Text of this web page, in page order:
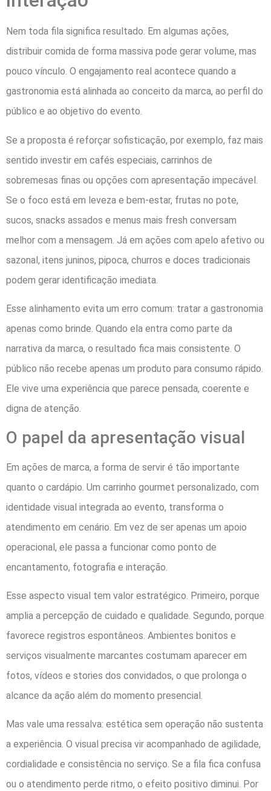
Nem toda fila significa resultado. Em algumas ações,
distribuir comida de forma massiva pode gerar volume, mas
pouco vínculo. O engajamento real acontece quando a
gastronomia está alinhada ao conceito da marca, ao perfil do
público e ao objetivo do evento.
Se a proposta é reforçar sofisticação, por exemplo, faz mais
sentido investir em cafés especiais, carrinhos de
sobremesas finas ou opções com apresentação impecável.
Se o foco está em leveza e bem-estar, frutas no pote,
sucos, snacks assados e menus mais fresh conversam
melhor com a mensagem. Já em ações com apelo afetivo ou
sazonal, itens juninos, pipoca, churros e doces tradicionais
podem gerar identificação imediata.
Esse alinhamento evita um erro comum: tratar a gastronomia
apenas como brinde. Quando ela entra como parte da
narrativa da marca, o resultado fica mais consistente. O
público não recebe apenas um produto para consumo rápido.
Ele vive uma experiência que parece pensada, coerente e
digna de atenção.
O papel da apresentação visual
Em ações de marca, a forma de servir é tão importante
quanto o cardápio. Um carrinho gourmet personalizado, com
identidade visual integrada ao evento, transforma o
atendimento em cenário. Em vez de ser apenas um apoio
operacional, ele passa a funcionar como ponto de
encantamento, fotografia e interação.
Esse aspecto visual tem valor estratégico. Primeiro, porque
amplia a percepção de cuidado e qualidade. Segundo, porque
favorece registros espontâneos. Ambientes bonitos e
serviços visualmente marcantes costumam aparecer em
fotos, vídeos e stories dos convidados, o que prolonga o
alcance da ação além do momento presencial.
Mas vale uma ressalva: estética sem operação não sustenta
a experiência. O visual precisa vir acompanhado de agilidade,
cordialidade e consistência no serviço. Se a fila fica confusa
ou o atendimento perde ritmo, o efeito positivo diminui. Por